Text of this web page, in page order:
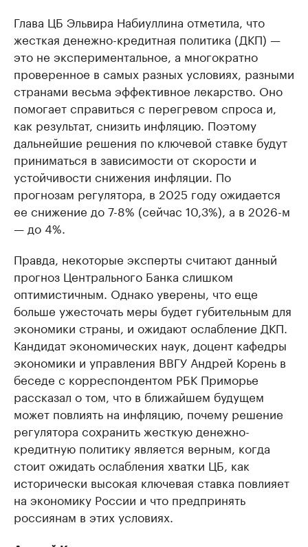
Глава ЦБ Эльвира Набиуллина отметила, что
жесткая денежно-кредитная политика (ДКП) —
это не экспериментальное, а многократно
проверенное в самых разных условиях, разными
странами весьма эффективное лекарство. Оно
помогает справиться с перегревом спроса и,
как результат, снизить инфляцию. Поэтому
дальнейшие решения по ключевой ставке будут
приниматься в зависимости от скорости и
устойчивости снижения инфляции. По
прогнозам регулятора, в 2025 году ожидается
ее снижение до 7-8% (сейчас 10,3%), а в 2026-м
— до 4%.
Правда, некоторые эксперты считают данный
прогноз Центрального Банка слишком
оптимистичным. Однако уверены, что еще
больше ужесточать меры будет губительным для
экономики страны, и ожидают ослабление ДКП.
Кандидат экономических наук, доцент кафедры
экономики и управления ВВГУ Андрей Корень в
беседе с корреспондентом РБК Приморье
рассказал о том, что в ближайшем будущем
может повлиять на инфляцию, почему решение
регулятора сохранить жесткую денежно-
кредитную политику является верным, когда
стоит ожидать ослабления хватки ЦБ, как
исторически высокая ключевая ставка повлияет
на экономику России и что предпринять
россиянам в этих условиях.